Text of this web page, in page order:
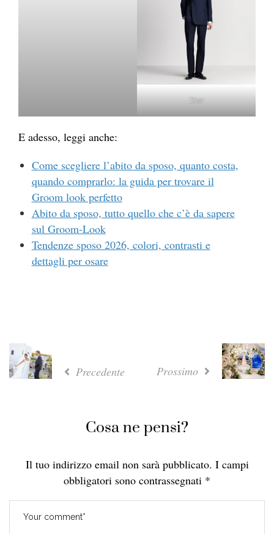
Dior
E adesso, leggi anche:
Come scegliere l’abito da sposo, quanto costa,
quando comprarlo: la guida per trovare il
Groom look perfetto
Abito da sposo, tutto quello che c’è da sapere
sul Groom-Look
Tendenze sposo 2026, colori, contrasti e
dettagli per osare
Precedente Prossimo
Cosa ne pensi?
Il tuo indirizzo email non sarà pubblicato. I campi
obbligatori sono contrassegnati *